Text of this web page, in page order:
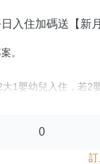
鄉160號】
，非連續假期入住)
眾池泡湯券⭐
泡湯券數。
帽方可入池，詳細規
款入住之訂單無贈送。
入住加碼送【新
。
大1嬰幼兒入住，若2
以上兒童為成人計
區，並提供客用食材
鍋、餐具免費借用服